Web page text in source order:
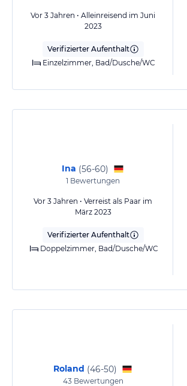
Vor 3 Jahren • Alleinreisend im Juni
2023
Verifizierter Aufenthalt
Einzelzimmer, Bad/Dusche/WC
Ina (56-60)
1 Bewertungen
Vor 3 Jahren • Verreist als Paar im
März 2023
Verifizierter Aufenthalt
Doppelzimmer, Bad/Dusche/WC
Roland (46-50)
43Bewertungen